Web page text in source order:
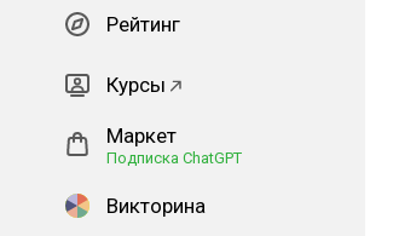
Рейтинг
Курсы
Маркет
Подписка ChatGPT
Викторина